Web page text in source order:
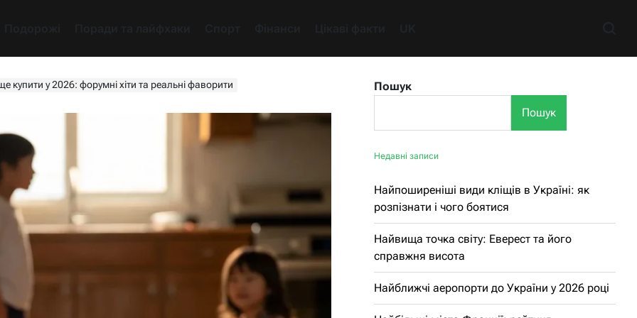
купити у 2026: форумні хіти та реальні фаворити
Пошук
Пошук
Недавні записи
Найпоширеніші види кліщів в Україні: як
розпізнати і чого боятися
Найвища точка світу: Еверест та його
справжня висота
Найближчі аеропорти до України у 2026 році